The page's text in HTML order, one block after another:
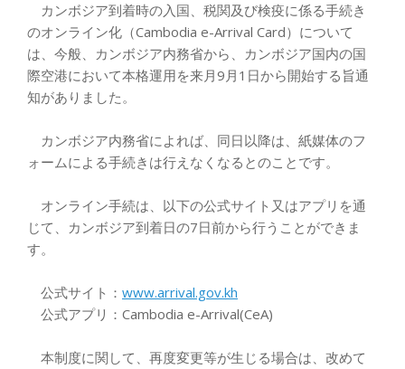
カンボジア到着時の入国、税関及び検疫に係る手続き
のオンライン化（Cambodia e-Arrival Card）について
は、今般、カンボジア内務省から、カンボジア国内の国
際空港において本格運用を来月9月1日から開始する旨通
知がありました。
カンボジア内務省によれば、同日以降は、紙媒体のフ
ォームによる手続きは行えなくなるとのことです。
オンライン手続は、以下の公式サイト又はアプリを通
じて、カンボジア到着日の7日前から行うことができま
す。
公式サイト： www.arrival.gov.kh
公式アプリ：Cambodia e-Arrival(CeA)
本制度に関して、再度変更等が生じる場合は、改めて